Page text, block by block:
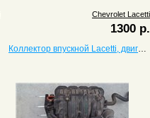
Chevrolet Lacetti
1300 р.
Коллектор впускной Lacetti, двигатель 1.4